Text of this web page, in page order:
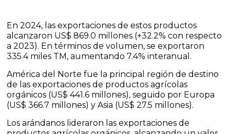
En 2024, las exportaciones de estos productos
alcanzaron US$ 869.0 millones (+32.2% con respecto
a 2023). En términos de volumen, se exportaron
335.4 miles TM, aumentando 7.4% interanual.
América del Norte fue la principal región de destino
de las exportaciones de productos agrícolas
orgánicos (US$ 441.6 millones), seguido por Europa
(US$ 366.7 millones) y Asia (US$ 27.5 millones).
Los arándanos lideraron las exportaciones de